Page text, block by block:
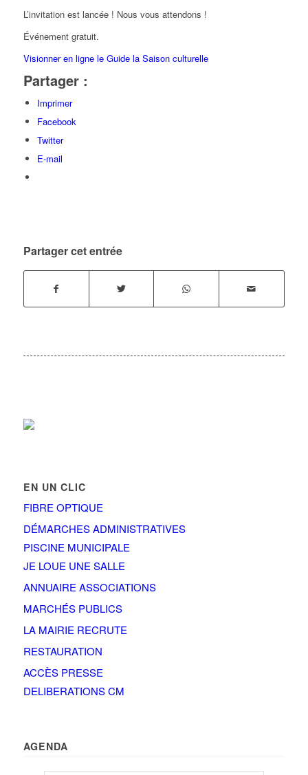
L’invitation est lancée ! Nous vous attendons !
Événement gratuit.
Visionner en ligne le Guide la Saison culturelle
Partager :
Imprimer
Facebook
Twitter
E-mail
Partager cet entrée
EN UN CLIC
FIBRE OPTIQUE
DÉMARCHES ADMINISTRATIVES
PISCINE MUNICIPALE
JE LOUE UNE SALLE
ANNUAIRE ASSOCIATIONS
MARCHÉS PUBLICS
LA MAIRIE RECRUTE
RESTAURATION
ACCÈS PRESSE
DELIBERATIONS CM
AGENDA